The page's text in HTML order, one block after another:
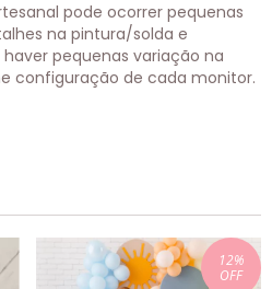
pode ocorrer pequenas
na pintura/solda e
pequenas variação na
configuração de cada monitor.
12%
OFF